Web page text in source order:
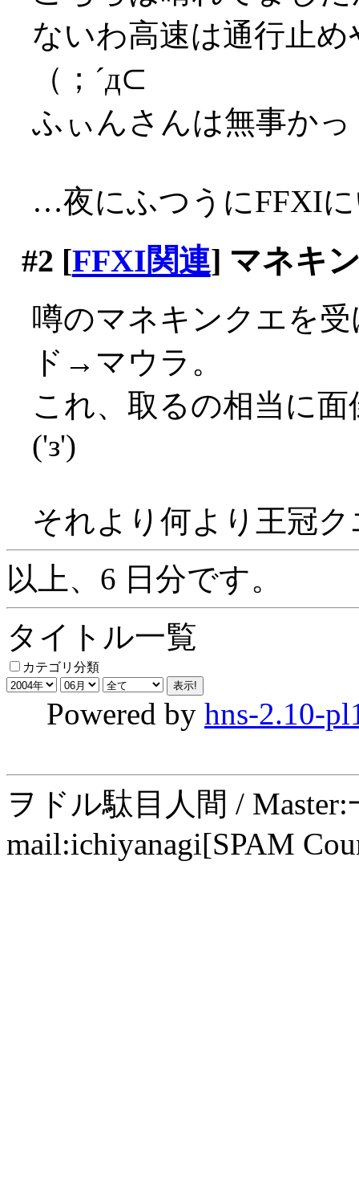
ないわ高速は通行止
（；´д⊂
ふぃんさんは無事かっ
…夜にふつうにFFXI
#2 [FFXI関連] マネキ
噂のマネキンクエを
ド→マウラ。
これ、取るの相当に
('з')
それより何より王冠
以上、6 日分です。
タイトル一覧
カテゴリ分類
Powered by hns-2.10-
ヲドル駄目人間 /
mail:ichiyanagi[SPAM